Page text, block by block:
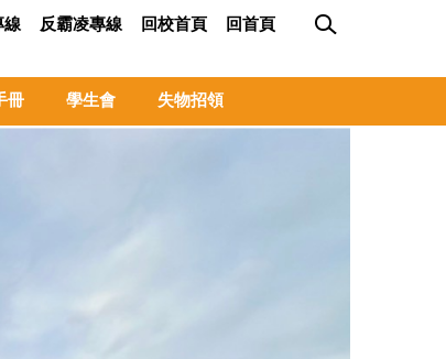
冊 學生會 失物招領
線 反霸凌專線 回校首頁 回首頁